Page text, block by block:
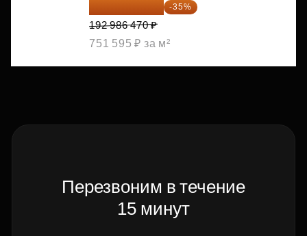
125 441 206 ₽ -35%
192 986 470 ₽
751 595 ₽ за м²
Перезвоним в течение
15 минут